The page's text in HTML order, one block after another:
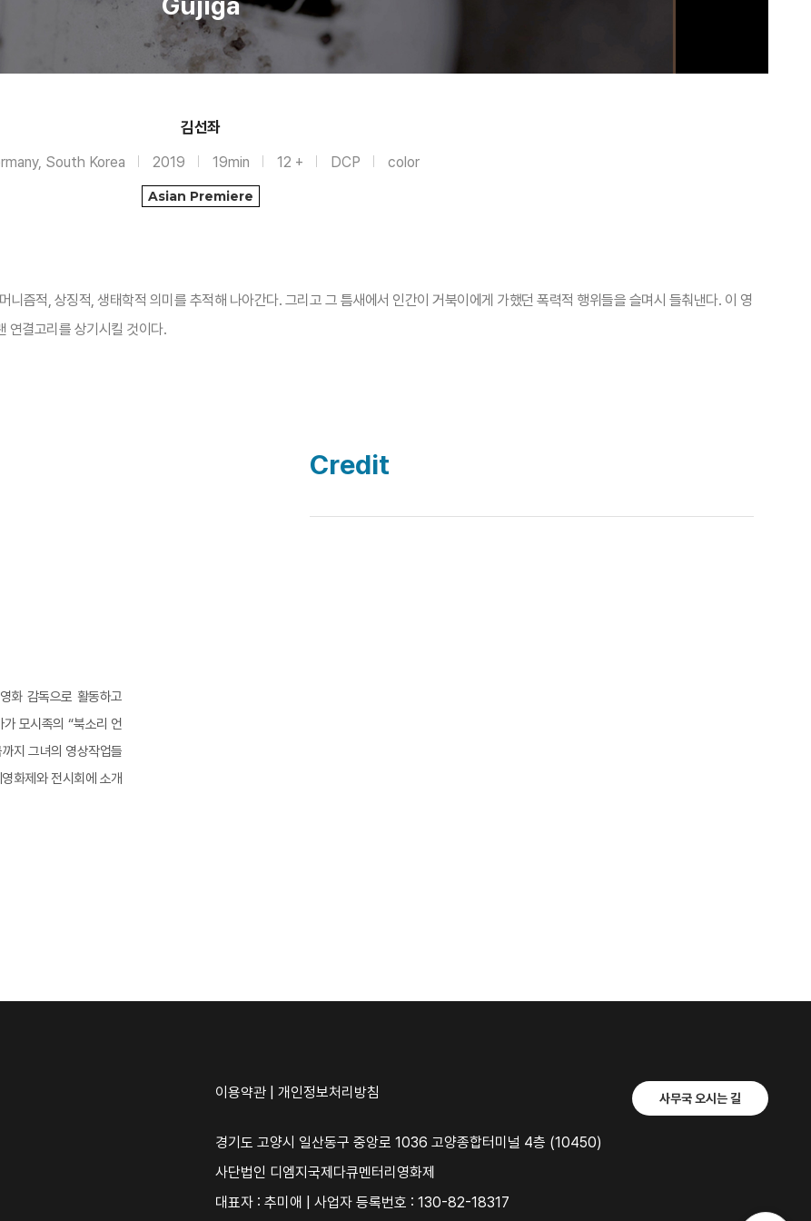
김선좌
South Korea 2019 19min 12 + DCP color
Asian Premiere
즘적, 상징적, 생태학적 의미를 추적해 나아간다. 그리고 그 틈새에서 인간이 거북이에게 가했던 폭력적 행위들을 슬며시 들춰낸다. 이 영
연결고리를 상기시킬 것이다.
화 감독으로 활동하고
모시족의 “북소리 언
지 그녀의 영상작업들
화제와 전시회에 소개
Credit
이용약관 개인정보처리방침
경기도 고양시 일산동구 중앙로 1036 고양종합터미널 4층 (10450)
사단법인 디엠지국제다큐멘터리영화제
대표자 : 추미애 | 사업자 등록번호 : 130-82-18317
사무국 오시는 길